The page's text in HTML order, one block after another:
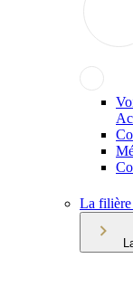
La filière